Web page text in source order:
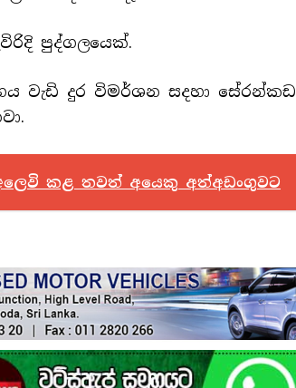
පුද්ගලයෙක්.
වැඩි දුර විමර්ශන සදහා සේරන්කඩ
කළ තවත් අයෙකු අත්අඩංගුවට